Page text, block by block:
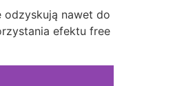
nawet do
efektu free